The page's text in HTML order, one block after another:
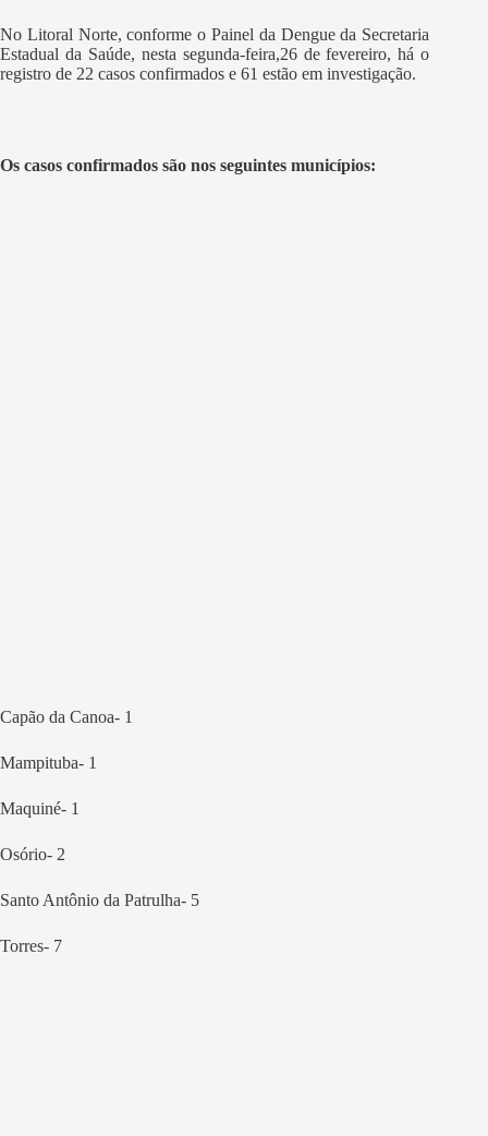
No Litoral Norte, conforme o Painel da Dengue da Secretaria
Estadual da Saúde, nesta segunda-feira,26 de fevereiro, há o
registro de 22 casos confirmados e 61 estão em investigação.
Os casos confirmados são nos seguintes municípios:
Capão da Canoa- 1
Mampituba- 1
Maquiné- 1
Osório- 2
Santo Antônio da Patrulha- 5
Torres- 7